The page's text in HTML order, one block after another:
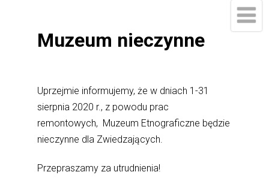
Muzeum nieczynne
Uprzejmie informujemy, że w dniach 1-31
sierpnia 2020 r., z powodu prac
remontowych, Muzeum Etnograficzne będzie
nieczynne dla Zwiedzających.
Przepraszamy za utrudnienia!